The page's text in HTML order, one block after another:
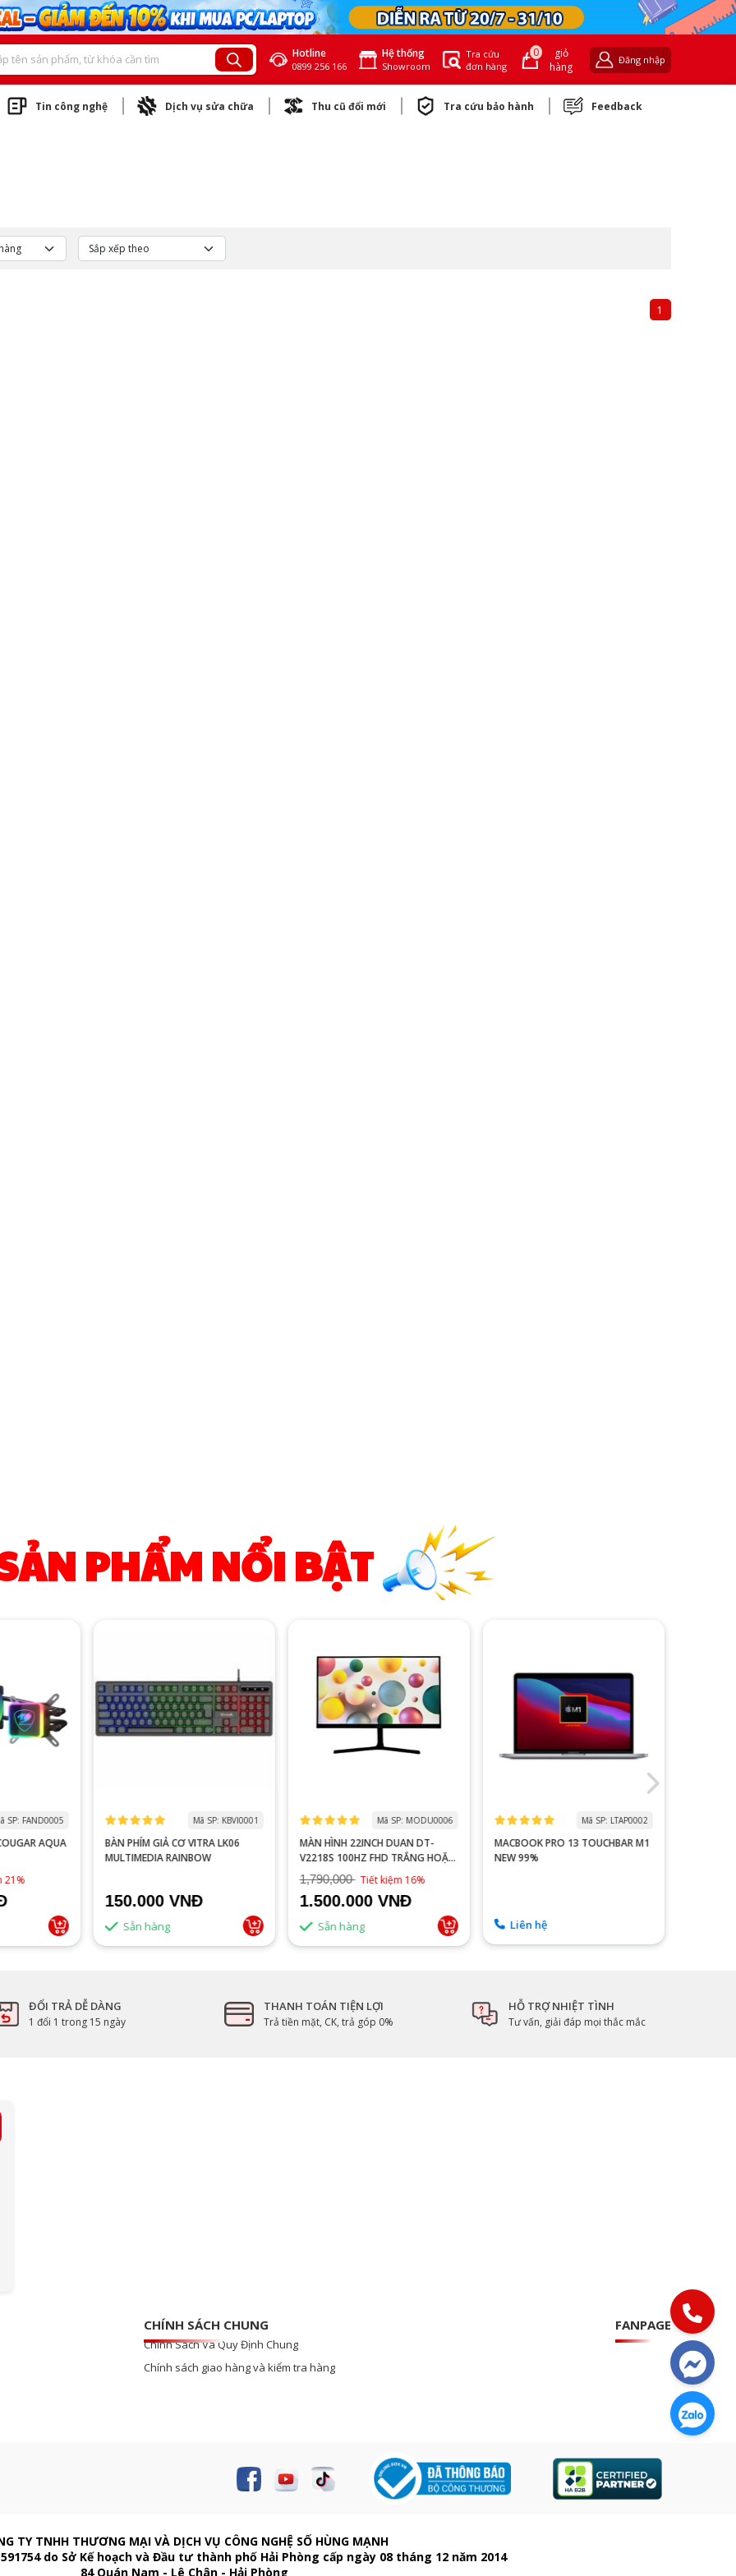
Hotline
0899 256 166
Hệ thống
Showroom
Tra cứu
đơn hàng
0
giỏ
hàng
Đăng nhập
Tin công nghệ Dịch vụ sửa chữa Thu cũ đổi mới Tra cứu bảo hành Feedback
1
PHẨM NỔI BẬT
SP: FAND0005
AQUA
21%
Mã SP: KBVI0001
BÀN PHÍM GIẢ CƠ VITRA LK06
MULTIMEDIA RAINBOW
150.000 VNĐ
Sẵn hàng
Mã SP: MODU0006
MÀN HÌNH 22INCH DUAN DT-
V2218S 100HZ FHD TRẮNG HOẶC
ĐEN
1,790,000 Tiết kiệm 16%
1.500.000 VNĐ
Sẵn hàng
Mã SP: LTAP0002
MACBOOK PRO 13 TOUCHBAR M1
NEW 99%
Liên hệ
ĐỔI TRẢ DỄ DÀNG
1 đổi 1 trong 15 ngày
THANH TOÁN TIỆN LỢI
Trả tiền mặt, CK, trả góp 0%
HỖ TRỢ NHIỆT TÌNH
Tư vấn, giải đáp mọi thắc mắc
CHÍNH SÁCH CHUNG
Chính Sách Và Quy Định Chung
Chính sách giao hàng và kiểm tra hàng
FANPAGE
TY TNHH THƯƠNG MẠI VÀ DỊCH VỤ CÔNG NGHỆ SỐ HÙNG MẠNH
do Sở Kế hoạch và Đầu tư thành phố Hải Phòng cấp ngày 08 tháng 12 năm 2014
84 Quán Nam - Lê Chân - Hải Phòng